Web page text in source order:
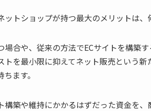
ットショップが持つ最大のメリットは、
場合や、従来の方法でECサイトを構築
トを最小限に抑えてネット販売という
ます。
構築や維持にかかるはずだった資金を